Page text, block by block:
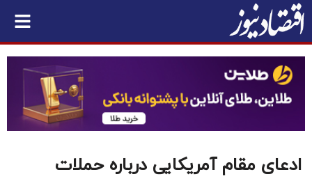
ادعای مقام آمریکایی درباره حملات